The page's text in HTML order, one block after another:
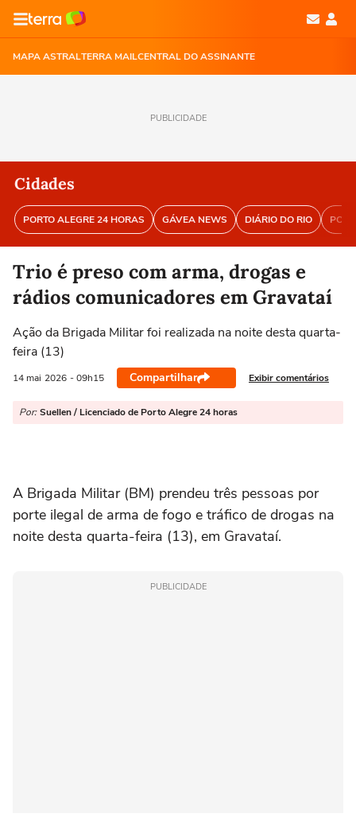
MAPA ASTRALTERRA MAILCENTRAL DO ASSINANTE
PUBLICIDADE
Cidades
PORTO ALEGRE 24 HORAS GÁVEA NEWS DIÁRIO DO RIO
Trio é preso com arma, drogas e
rádios comunicadores em Gravataí
Ação da Brigada Militar foi realizada na noite desta quarta-
feira (13)
14 mai 2026 - 09h15 Compartilhar Exibir comentários
Por: Suellen / Licenciado de Porto Alegre 24 horas
A Brigada Militar(BM) prendeu três pessoas por
porte ilegal de arma de fogo e tráfico de drogas na
noite desta quarta-feira (13), em Gravataí.
PUBLICIDADE